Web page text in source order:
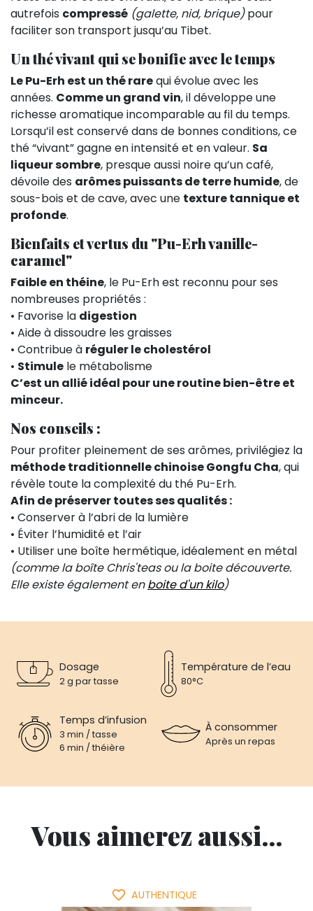
autrefois compressé (galette, nid, brique)pour
faciliter son transport jusqu’au Tibet.
Un thé vivant qui se bonifie avec le temps
Le Pu-Erh est un thé rarequi évolue avec les
années. Comme un grand vin, il développe une
richesse aromatique incomparable au fil du temps.
Lorsqu’il est conservé dans de bonnes conditions, ce
thé “vivant” gagne en intensité et en valeur. Sa
liqueur sombre, presque aussi noire qu’un café,
dévoile des arômes puissants de terre humide, de
sous-bois et de cave, avec une texture tannique et
profonde.
Bienfaits et vertus du "Pu-Erh vanille-
caramel"
Faible en théine, le Pu-Erh est reconnu pour ses
nombreuses propriétés :
• Favorise la digestion
• Aide à dissoudre les graisses
• Contribue à réguler le cholestérol
• Stimule le métabolisme
C’est un allié idéal pour une routine bien-être et
minceur.
Nos conseils :
Pour profiter pleinement de ses arômes, privilégiez la
méthode traditionnelle chinoise Gongfu Cha, qui
révèle toute la complexité du thé Pu-Erh.
Afin de préserver toutes ses qualités :
• Conserver à l’abri de la lumière
• Éviter l’humidité et l’air
• Utiliser une boîte hermétique, idéalement en métal
(comme la boîte Chris'teas ou la boite découverte.
Elle existe également enboite d'un kilo)
Dosage
2 g par tasse
Température de l’eau
80°C
Temps d’infusion
3 min / tasse
6 min / théière
À consommer
Après un repas
Vous aimerez aussi...
favorite_border AUTHENTIQUE